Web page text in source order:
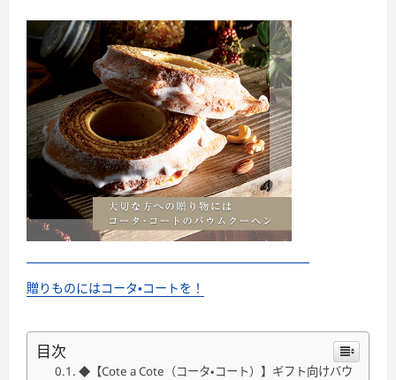
贈りものにはコータ・コートを！
目次
◆【Cote a Cote（コータ・コート）】ギフト向けバウ